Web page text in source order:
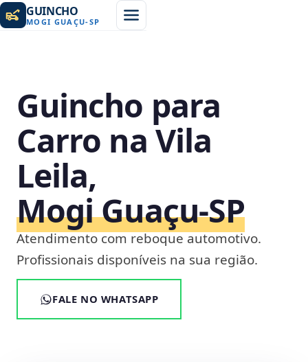
GUINCHO
MOGI GUAÇU-SP
Guincho para
Carro na Vila
Leila,
Mogi Guaçu‑SP
Atendimento com reboque automotivo.
Profissionais disponíveis na sua região.
FALE NO WHATSAPP